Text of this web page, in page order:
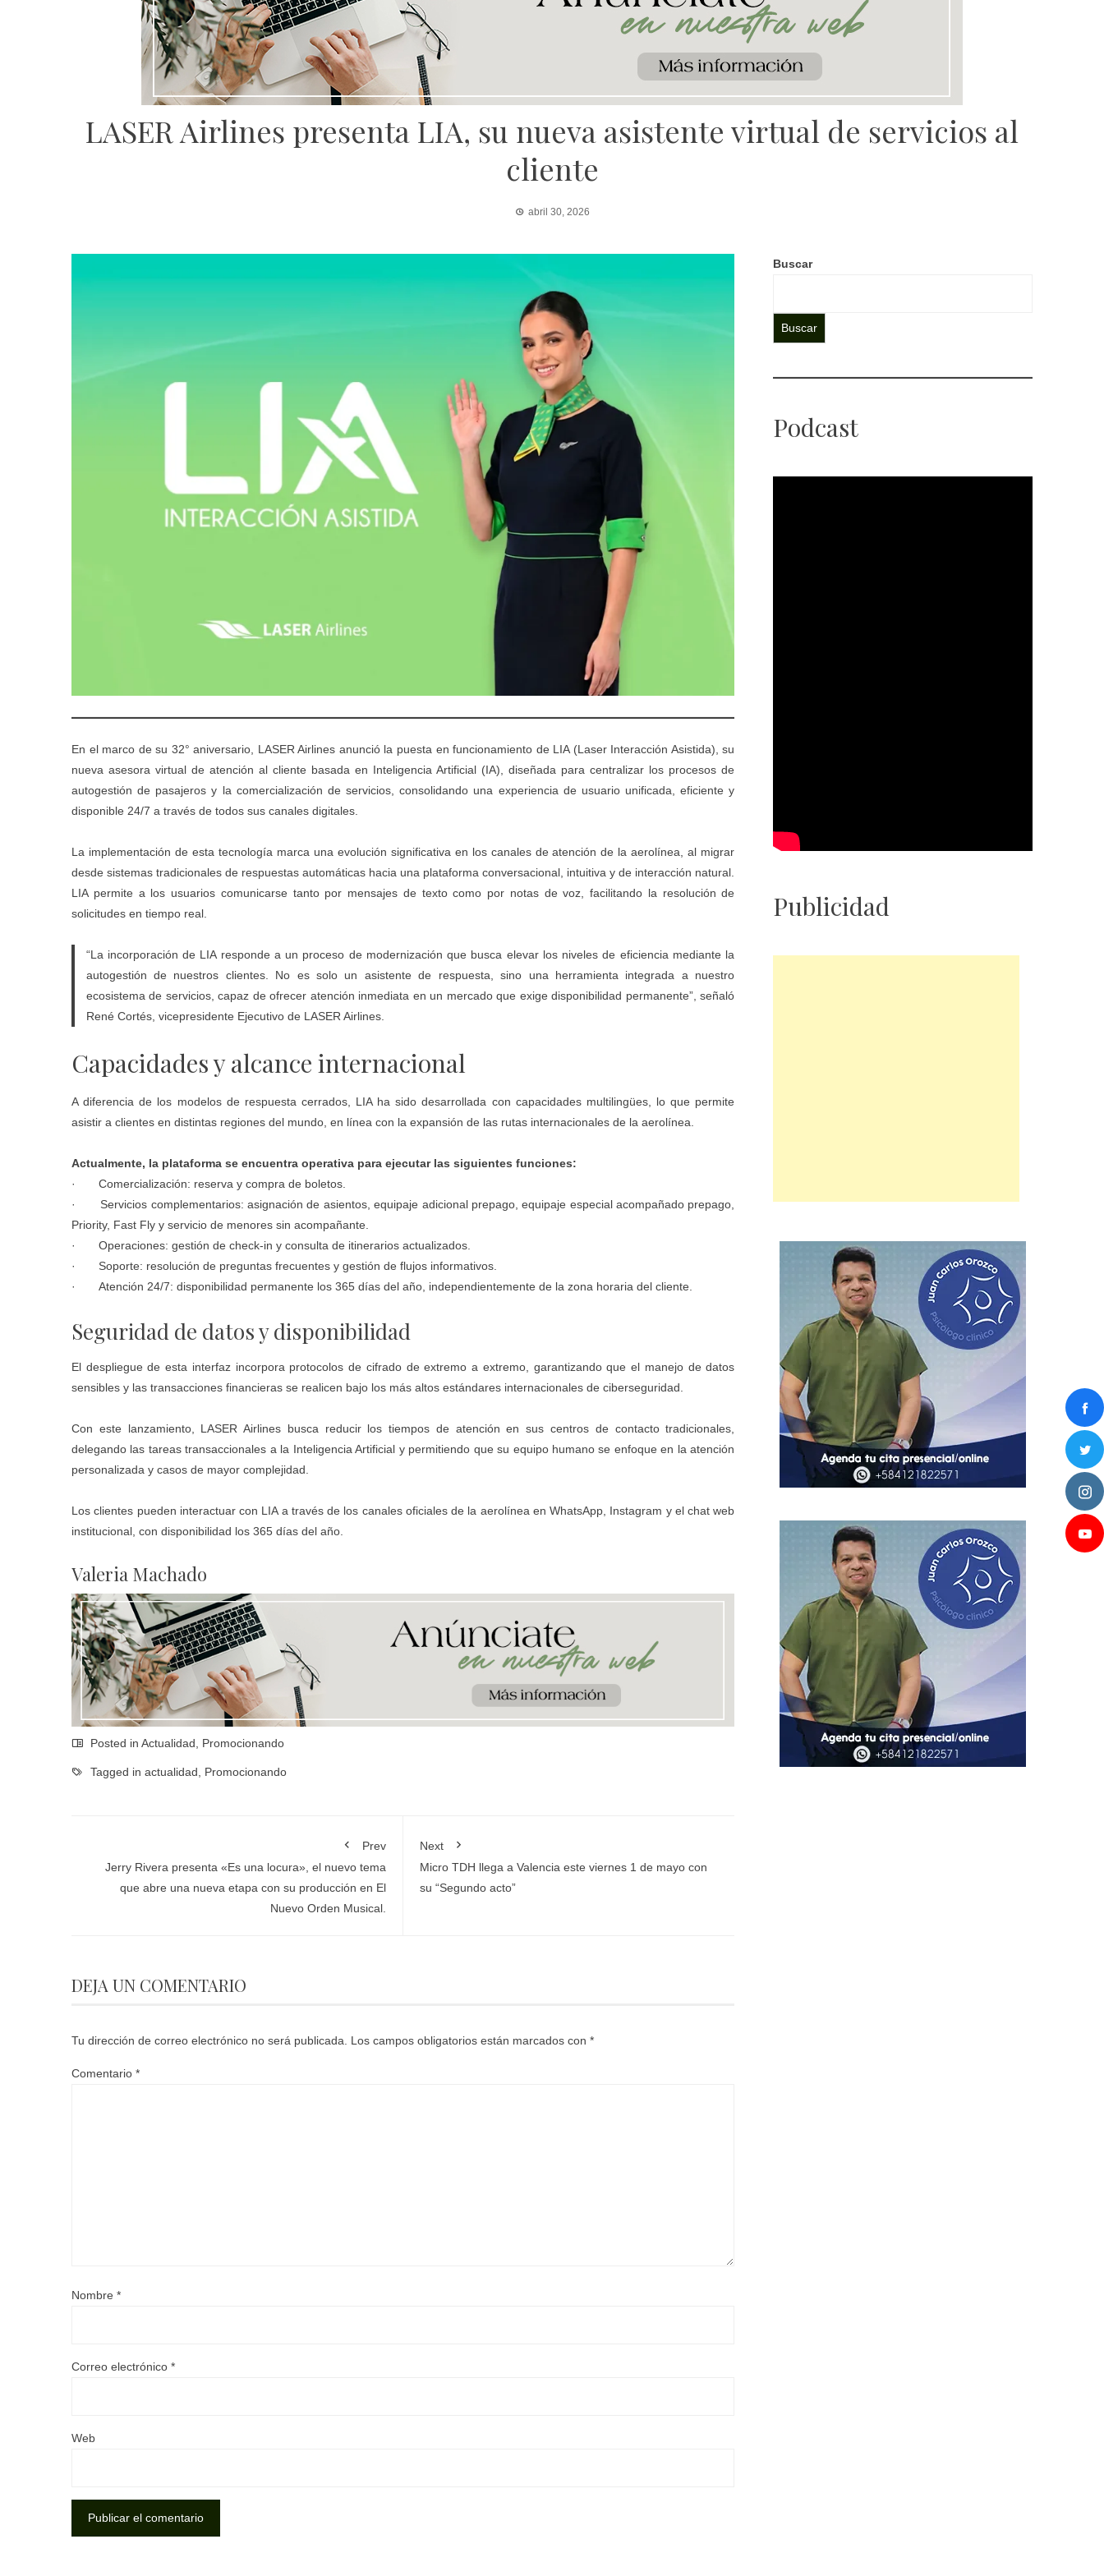
LASER Airlines presenta LIA, su nueva asistente virtual de servicios al
cliente
abril 30, 2026
En el marco de su 32° aniversario, LASER Airlines anunció la puesta en funcionamiento de LIA (Laser Interacción Asistida), su
nueva asesora virtual de atención al cliente basada en Inteligencia Artificial (IA), diseñada para centralizar los procesos de
autogestión de pasajeros y la comercialización de servicios, consolidando una experiencia de usuario unificada, eficiente y
disponible 24/7 a través de todos sus canales digitales.
La implementación de esta tecnología marca una evolución significativa en los canales de atención de la aerolínea, al migrar
desde sistemas tradicionales de respuestas automáticas hacia una plataforma conversacional, intuitiva y de interacción natural.
LIA permite a los usuarios comunicarse tanto por mensajes de texto como por notas de voz, facilitando la resolución de
solicitudes en tiempo real.
“La incorporación de LIA responde a un proceso de modernización que busca elevar los niveles de eficiencia mediante la
autogestión de nuestros clientes. No es solo un asistente de respuesta, sino una herramienta integrada a nuestro
ecosistema de servicios, capaz de ofrecer atención inmediata en un mercado que exige disponibilidad permanente”, señaló
René Cortés, vicepresidente Ejecutivo de LASER Airlines.
Capacidades y alcance internacional
A diferencia de los modelos de respuesta cerrados, LIA ha sido desarrollada con capacidades multilingües, lo que permite
asistir a clientes en distintas regiones del mundo, en línea con la expansión de las rutas internacionales de la aerolínea.
Actualmente, la plataforma se encuentra operativa para ejecutar las siguientes funciones:
· Comercialización: reserva y compra de boletos.
· Servicios complementarios: asignación de asientos, equipaje adicional prepago, equipaje especial acompañado prepago,
Priority, Fast Fly y servicio de menores sin acompañante.
· Operaciones: gestión de check-in y consulta de itinerarios actualizados.
· Soporte: resolución de preguntas frecuentes y gestión de flujos informativos.
· Atención 24/7: disponibilidad permanente los 365 días del año, independientemente de la zona horaria del cliente.
Seguridad de datos y disponibilidad
El despliegue de esta interfaz incorpora protocolos de cifrado de extremo a extremo, garantizando que el manejo de datos
sensibles y las transacciones financieras se realicen bajo los más altos estándares internacionales de ciberseguridad.
Con este lanzamiento, LASER Airlines busca reducir los tiempos de atención en sus centros de contacto tradicionales,
delegando las tareas transaccionales a la Inteligencia Artificial y permitiendo que su equipo humano se enfoque en la atención
personalizada y casos de mayor complejidad.
Los clientes pueden interactuar con LIA a través de los canales oficiales de la aerolínea en WhatsApp, Instagram y el chat web
institucional, con disponibilidad los 365 días del año.
Valeria Machado
Posted in Actualidad Promocionando
Tagged in actualidad Promocionando
Prev
Jerry Rivera presenta «Es una locura», el nuevo tema
que abre una nueva etapa con su producción en El
Nuevo Orden Musical.
Next
Micro TDH llega a Valencia este viernes 1 de mayo con
su “Segundo acto”
DEJA UN COMENTARIO
Tu dirección de correo electrónico no será publicada. Los campos obligatorios están marcados con *
Comentario *
Nombre *
Correo electrónico *
Web
Buscar
Buscar
Podcast
Publicidad